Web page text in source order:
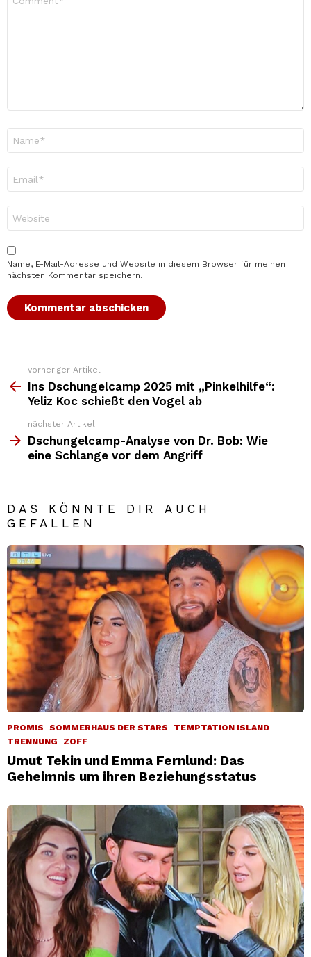
Mail-
Adresse
*
Name, E-Mail-Adresse und Website in diesem Browser für meinen
nächsten Kommentar speichern.
Weitere
Top
News
vorheriger Artikel
Ins Dschungelcamp 2025 mit „Pinkelhilfe“:
Yeliz Koc schießt den Vogel ab
nächster Artikel
Dschungelcamp-Analyse von Dr. Bob: Wie
eine Schlange vor dem Angriff
DAS KÖNNTE DIR AUCH
GEFALLEN
PROMIS SOMMERHAUS DER STARS
TEMPTATION ISLAND
TRENNUNG
ZOFF
Umut Tekin und Emma Fernlund: Das
Geheimnis um ihren Beziehungsstatus